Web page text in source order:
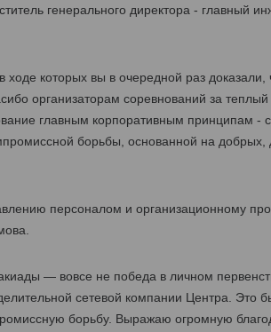
генерального директора - главный
которых вы в очередной раз доказали,
организаторам соревнований за
главным корпоративным принципам -
борьбы, основанной на добрых,
персоналом и организационному
— вовсе не победа в личном
сетевой компании Центра. Это
борьбу. Выражаю огромную